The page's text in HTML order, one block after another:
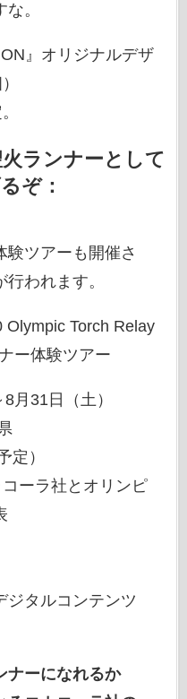
。
』オリジナルデザ
ランナーとして
ぞ：
験ツアーも開催さ
われます。
Olympic Torch Relay
ー体験ツアー
月31日（土）
定）
ーラ社とオリンピ
ジタルコンテンツ
ナーになれるか